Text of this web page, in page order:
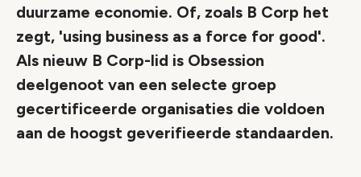
duurzame economie. Of, zoals B Corp het
zegt, 'using business as a force for good'.
Als nieuw B Corp-lid is Obsession
deelgenoot van een selecte groep
gecertificeerde organisaties die voldoen
aan de hoogst geverifieerde standaarden.